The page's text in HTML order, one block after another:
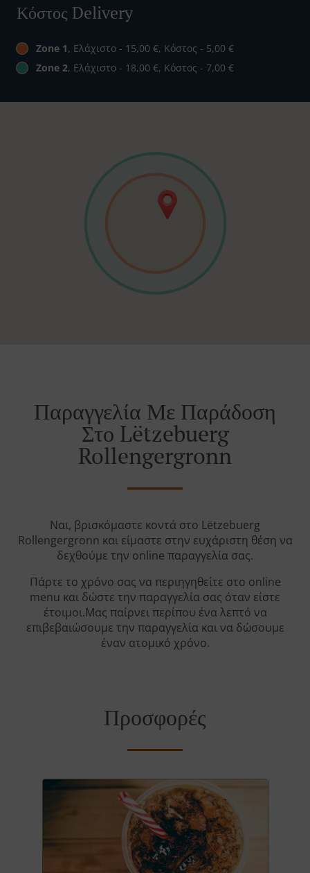
Κόστος Delivery
Zone 1, Ελάχιστο - 15,00 €, Κόστος - 5,00 €
Zone 2, Ελάχιστο - 18,00 €, Κόστος - 7,00 €
Παραγγελία Με Παράδοση
Στο Lëtzebuerg
Rollengergronn
Ναι, βρισκόμαστε κοντά στο Lëtzebuerg
Rollengergronn και είμαστε στην ευχάριστη θέση να
δεχθούμε την online παραγγελία σας.
Πάρτε το χρόνο σας να περιηγηθείτε στο online
menu και δώστε την παραγγελία σας όταν είστε
έτοιμοι.Μας παίρνει περίπου ένα λεπτό να
επιβεβαιώσουμε την παραγγελία και να δώσουμε
έναν ατομικό χρόνο.
Προσφορές